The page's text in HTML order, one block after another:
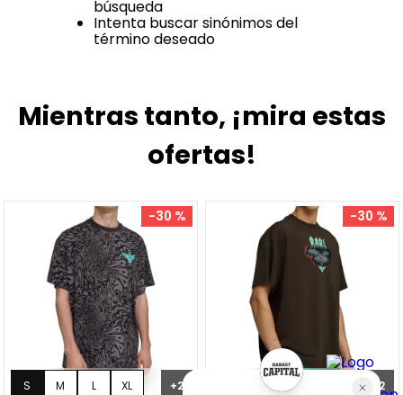
búsqueda
Intenta buscar sinónimos del
término deseado
Mientras tanto, ¡mira estas
ofertas!
-30 %
S M L XL +2
-30 %
M L 2